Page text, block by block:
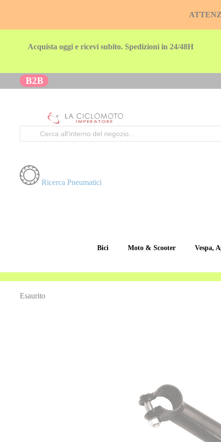
Acquista oggi e ricevi subito. Spedizioni in 24/48H
B2B
Ricerca Pneumatici
Bici Moto & Scooter Vespa,
Vai
Esaurito